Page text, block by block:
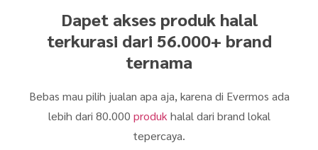
Dapet akses produk halal
terkurasi dari 56.000+ brand
ternama
Bebas mau pilih jualan apa aja, karena di Evermos ada
lebih dari 80.000 produk halal dari brand lokal
tepercaya.